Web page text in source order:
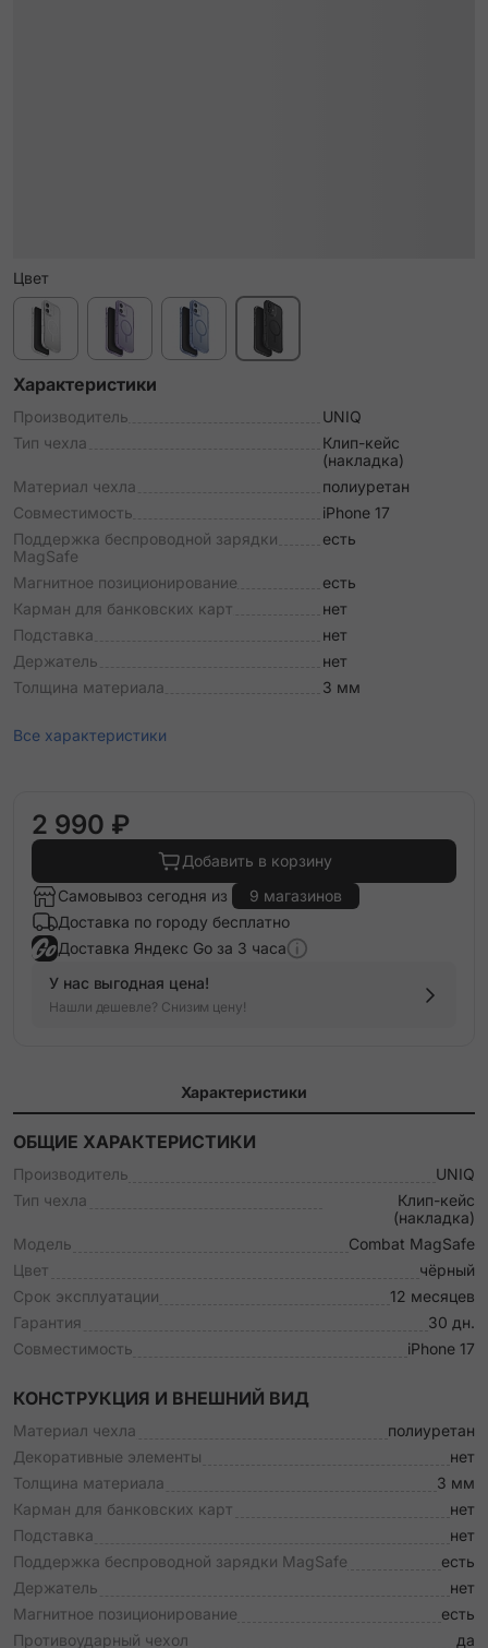
Цвет
Характеристики
Производитель
UNIQ
Тип чехла
Клип-кейс
(накладка)
Материал чехла
полиуретан
Совместимость
iPhone 17
Поддержка беспроводной зарядки
MagSafe
есть
Магнитное позиционирование
есть
Карман для банковских карт
нет
Подставка
нет
Держатель
нет
Толщина материала
3 мм
Все характеристики
2 990 ₽
Добавить в корзину
Самовывоз сегодня из
9 магазинов
Доставка по городу бесплатно
Доставка Яндекс Go за 3 часа
У нас выгодная цена!
Нашли дешевле? Снизим цену!
Характеристики
ОБЩИЕ ХАРАКТЕРИСТИКИ
Производитель
UNIQ
Тип чехла
Клип-кейс
(накладка)
Модель
Combat MagSafe
Цвет
чёрный
Срок эксплуатации
12 месяцев
Гарантия
30 дн.
Совместимость
iPhone 17
КОНСТРУКЦИЯ И ВНЕШНИЙ ВИД
Материал чехла
полиуретан
Декоративные элементы
нет
Толщина материала
3 мм
Карман для банковских карт
нет
Подставка
нет
Поддержка беспроводной зарядки MagSafe
есть
Держатель
нет
Магнитное позиционирование
есть
Противоударный чехол
да